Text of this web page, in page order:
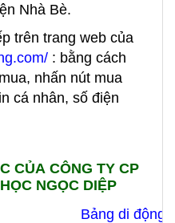
Nhà Bè.
trên trang web của
: bằng cách
nhấn nút mua
cá nhân, số điện
CỦA CÔNG TY CP
NGỌC DIỆP
Bảng di động